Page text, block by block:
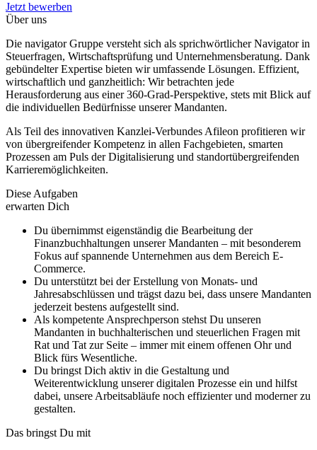
Jetzt bewerben
Über uns
Die navigator Gruppe versteht sich als sprichwörtlicher Navigator in
Steuerfragen, Wirtschaftsprüfung und Unternehmensberatung. Dank
gebündelter Expertise bieten wir umfassende Lösungen. Effizient,
wirtschaftlich und ganzheitlich: Wir betrachten jede
Herausforderung aus einer 360-Grad-Perspektive, stets mit Blick auf
die individuellen Bedürfnisse unserer Mandanten.
Als Teil des innovativen Kanzlei-Verbundes Afileon profitieren wir
von übergreifender Kompetenz in allen Fachgebieten, smarten
Prozessen am Puls der Digitalisierung und standortübergreifenden
Karrieremöglichkeiten.
Diese Aufgaben
erwarten Dich
Du übernimmst eigenständig die Bearbeitung der
Finanzbuchhaltungen unserer Mandanten – mit besonderem
Fokus auf spannende Unternehmen aus dem Bereich E-
Commerce.
Du unterstützt bei der Erstellung von Monats- und
Jahresabschlüssen und trägst dazu bei, dass unsere Mandanten
jederzeit bestens aufgestellt sind.
Als kompetente Ansprechperson stehst Du unseren
Mandanten in buchhalterischen und steuerlichen Fragen mit
Rat und Tat zur Seite – immer mit einem offenen Ohr und
Blick fürs Wesentliche.
Du bringst Dich aktiv in die Gestaltung und
Weiterentwicklung unserer digitalen Prozesse ein und hilfst
dabei, unsere Arbeitsabläufe noch effizienter und moderner zu
gestalten.
Das bringst Du mit